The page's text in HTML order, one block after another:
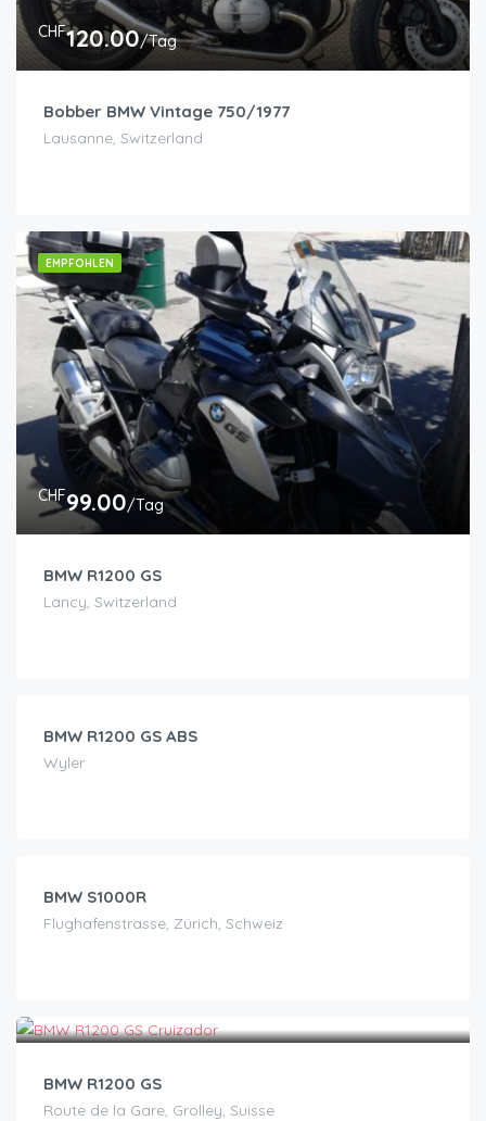
CHF120.00/Tag
Bobber BMW Vintage 750/1977
Lausanne, Switzerland
EMPFOHLEN
CHF99.00/Tag
BMW R1200 GS
Lancy, Switzerland
BMW R1200 GS ABS
Wyler
BMW S1000R
Flughafenstrasse, Zürich, Schweiz
BMW R1200 GS
Route de la Gare, Grolley, Suisse